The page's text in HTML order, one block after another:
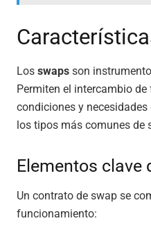
Los swaps son
Permiten el intercambio
condiciones y
los tipos más comunes de
Elementos clave
Un contrato de swap se
funcionamiento: